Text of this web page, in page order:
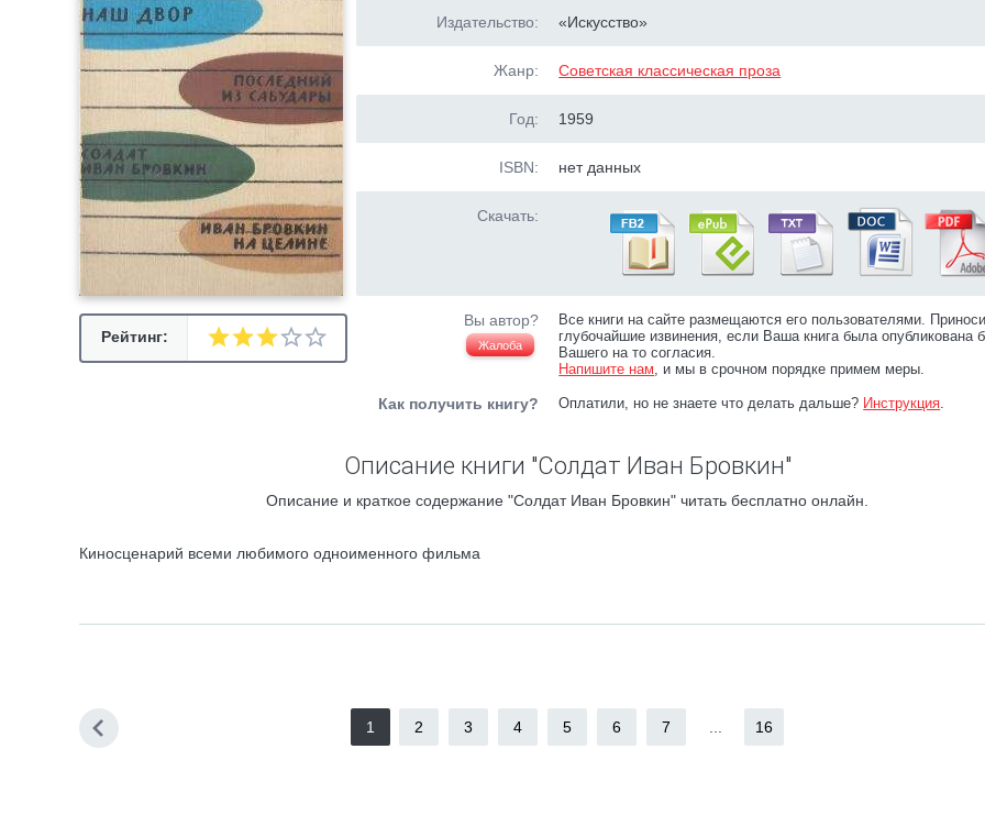
Рейтинг:
Издательство: «Искусство»
Жанр: Советская классическая проза
Год: 1959
ISBN: нет данных
Скачать:
Вы автор?
Жалоба
Все книги на сайте размещаются его пользователями.
глубочайшие извинения, если Ваша книга была опубликована
Вашего на то согласия.
Напишите нам, и мы в срочном порядке примем меры.
Как получить книгу? Оплатили, но не знаете что делать дальше? Инструкция.
Описание книги "Солдат Иван Бровкин"
Описание и краткое содержание "Солдат Иван Бровкин" читать бесплатно онлайн.
Киносценарий всеми любимого одноименного фильма
1 2 3 4 5 6 7 16